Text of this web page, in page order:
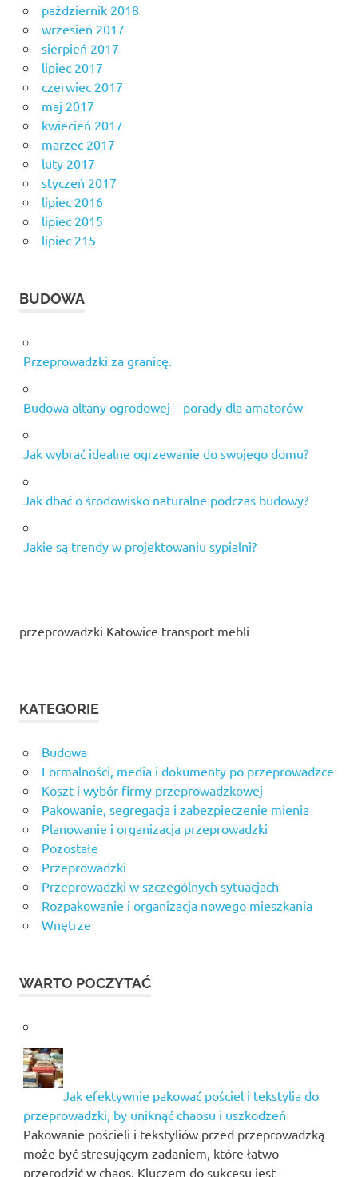
październik 2018
wrzesień 2017
sierpień 2017
lipiec 2017
czerwiec 2017
maj 2017
kwiecień 2017
marzec 2017
luty 2017
styczeń 2017
lipiec 2016
lipiec 2015
lipiec 215
BUDOWA
Przeprowadzki za granicę.
Budowa altany ogrodowej – porady dla amatorów
Jak wybrać idealne ogrzewanie do swojego domu?
Jak dbać o środowisko naturalne podczas budowy?
Jakie są trendy w projektowaniu sypialni?
przeprowadzki Katowice transport mebli
KATEGORIE
Budowa
Formalności, media i dokumenty po przeprowadzce
Koszt i wybór firmy przeprowadzkowej
Pakowanie, segregacja i zabezpieczenie mienia
Planowanie i organizacja przeprowadzki
Pozostałe
Przeprowadzki
Przeprowadzki w szczególnych sytuacjach
Rozpakowanie i organizacja nowego mieszkania
Wnętrze
WARTO POCZYTAĆ
Jak efektywnie pakować pościel i tekstylia do
przeprowadzki, by uniknąć chaosu i uszkodzeń
Pakowanie pościeli i tekstyliów przed przeprowadzką
może być stresującym zadaniem, które łatwo
przerodzić w chaos. Kluczem do sukcesu jest